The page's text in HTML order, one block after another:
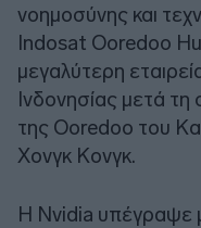
νοημοσύνης και
Indosat Ooredoo
μεγαλύτερη
Ινδονησίας μετά
της Ooredoo του
Χονγκ Κονγκ.
Η Nvidia υπέγραψε